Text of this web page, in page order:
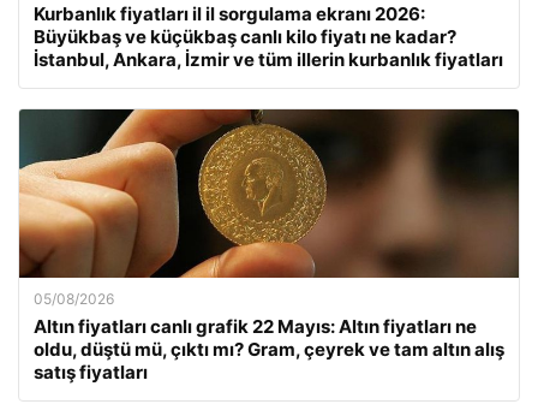
Kurbanlık fiyatları il il sorgulama ekranı 2026:
Büyükbaş ve küçükbaş canlı kilo fiyatı ne kadar?
İstanbul, Ankara, İzmir ve tüm illerin kurbanlık fiyatları
05/08/2026
Altın fiyatları canlı grafik 22 Mayıs: Altın fiyatları ne
oldu, düştü mü, çıktı mı? Gram, çeyrek ve tam altın alış
satış fiyatları